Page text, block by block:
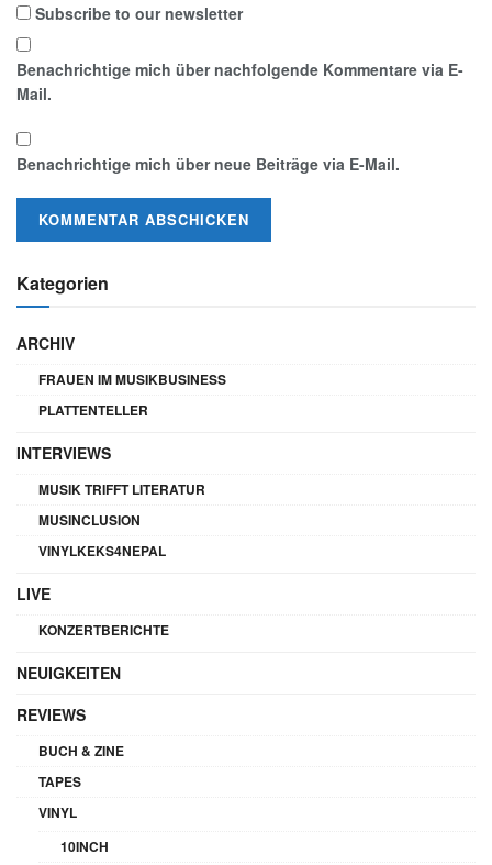
Subscribe to our newsletter
Benachrichtige mich über nachfolgende Kommentare via E-
Mail.
Benachrichtige mich über neue Beiträge via E-Mail.
Kategorien
ARCHIV
FRAUEN IM MUSIKBUSINESS
PLATTENTELLER
INTERVIEWS
MUSIK TRIFFT LITERATUR
MUSINCLUSION
VINYLKEKS4NEPAL
LIVE
KONZERTBERICHTE
NEUIGKEITEN
REVIEWS
BUCH & ZINE
TAPES
VINYL
10INCH